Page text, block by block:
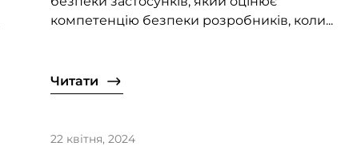
компетенцію безпеки розробників, коли...
Читати
22 квітня, 2024